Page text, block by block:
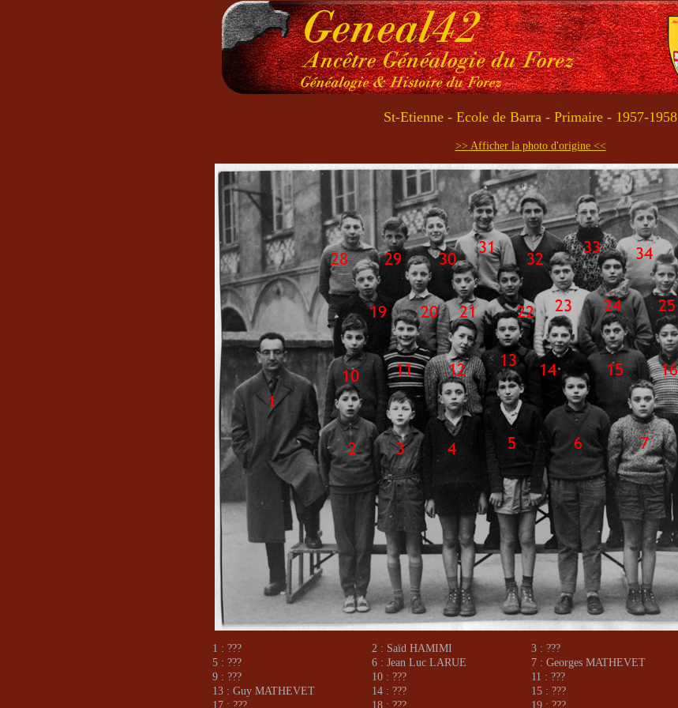
St-Etienne - Ecole de Barra - Primaire - 1957-1958
>> Afficher la photo d'origine <<
1 : ??? 2 : Saïd HAMIMI 3 : ???
5 : ???
6 : Jean Luc LARUE 7 : Georges MATHEVET
9 : ???
10 : ??? 11 : ???
13 : Guy MATHEVET
14 : ??? 15 : ???
17 : ???
18 : ??? 19 : ???